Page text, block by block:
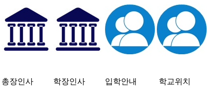
총장인사 학장인사 입학안내 학교위치